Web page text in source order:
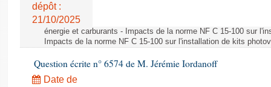
dépôt :
21/10/2025
énergie et carburants - Impacts de la norme NF C 15-100 sur
Impacts de la norme NF C 15-100 sur l'installation de kits
Question écrite n° 6574 de M. Jérémie Iordanoff
Date de